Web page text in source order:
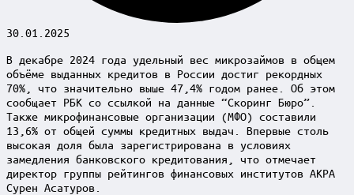
30.01.2025
В декабре 2024 года удельный вес микрозаймов в общем
объёме выданных кредитов в России достиг рекордных
70%, что значительно выше 47,4% годом ранее. Об этом
сообщает РБК со ссылкой на данные “Скоринг Бюро”.
Также микрофинансовые организации (МФО) составили
13,6% от общей суммы кредитных выдач. Впервые столь
высокая доля была зарегистрирована в условиях
замедления банковского кредитования, что отмечает
директор группы рейтингов финансовых институтов АКРА
Сурен Асатуров.